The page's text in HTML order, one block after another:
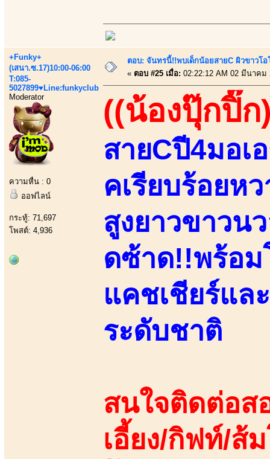
+Funky+
(เสนา.ซ.17)10:00-06:00
T:085-
5027899♥Line:funkyclub
Moderator
ความหื่น : 0
ออฟไลน์
กระทู้: 71,697
โพสต์: 4,936
ตอบ: จันทรนี้!!พบเด็กน้อยสายC ผิวขาวโ
« ตอบ #25 เมื่อ: 02:22:12 AM 02 มีนาคม
((น้องปุ๊กปิ๊ก
สายCปี4มอเ
คเรียบร้อยห
สูงยาวขาวน
ดซ้าด!!พร้อม
แคชเชียร์แล
ระดับชาติ
สนใจติดต่อส
เอี้ยง/กิฟท์/ส้